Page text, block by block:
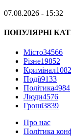
07.08.2026 - 15:32
ПОПУЛЯРНІ
Місто34566
Різне19852
Кримінал
Події9133
Політика4984
Люди4576
Гроші3839
Про нас
Політика